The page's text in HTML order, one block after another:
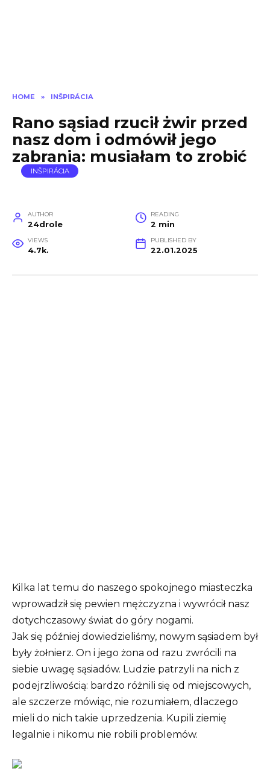
HOME » INŠPIRÁCIA
Rano sąsiad rzucił żwir przed
nasz dom i odmówił jego
zabrania: musiałam to zrobić
INŠPIRÁCIA
AUTHOR
24drole
READING
2 min
VIEWS
4.7k.
PUBLISHED BY
22.01.2025
Kilka lat temu do naszego spokojnego miasteczka
wprowadził się pewien mężczyzna i wywrócił nasz
dotychczasowy świat do góry nogami.
Jak się później dowiedzieliśmy, nowym sąsiadem był
były żołnierz. On i jego żona od razu zwrócili na
siebie uwagę sąsiadów. Ludzie patrzyli na nich z
podejrzliwością: bardzo różnili się od miejscowych,
ale szczerze mówiąc, nie rozumiałem, dlaczego
mieli do nich takie uprzedzenia. Kupili ziemię
legalnie i nikomu nie robili problemów.